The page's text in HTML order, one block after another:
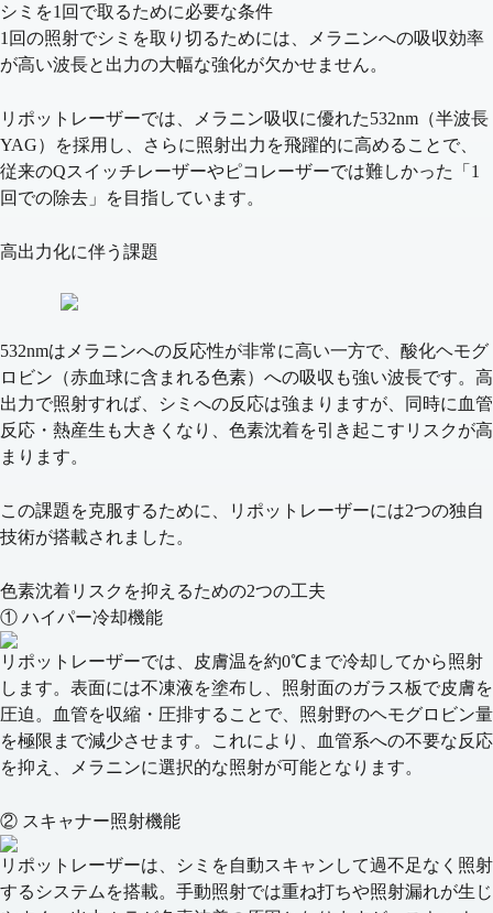
シミを1回で取るために必要な条件
1回の照射でシミを取り切るためには、
メラニンへの吸収効率
が高い波長と 出力の大幅な強化が欠かせません。
リポットレーザーでは、
メラニン吸収に優れた532nm（半波長
YAG）
を採用し、さらに照射出力を飛躍的に高めることで、
従来のQスイッチレーザーやピコレーザーでは難しかった「 1
回での除去 」を目指しています。
高出力化に伴う課題
532nmはメラニンへの反応性が非常に高い一方で、 酸化ヘモグ
ロビン（赤血球に含まれる色素）への吸収も強い波長です。高
出力で照射すれば、シミへの反応は強まりますが、同時に血管
反応・熱産生も大きくなり、 色素沈着を引き起こすリスク が高
まります。
この課題を克服するために、リポットレーザーには2つの独自
技術が搭載されました。
色素沈着リスクを抑えるための2つの工夫
① ハイパー冷却機能
リポットレーザーでは、 皮膚温を約0℃まで冷却 してから照射
します。表面には不凍液を塗布し、照射面のガラス板で皮膚を
圧迫。血管を収縮・圧排することで、 照射野のヘモグロビン量
を極限まで減少させます。これにより、
血管系への不要な反応
を抑え、メラニンに選択的な照射が可能となります。
② スキャナー照射機能
リポットレーザーは、
シミを自動スキャンして過不足なく照射
するシステムを搭載。手動照射では重ね打ちや照射漏れが生じ